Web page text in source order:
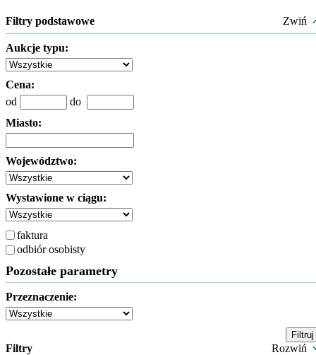
Filtry podstawowe Zwiń
Aukcje typu:
Cena:
od
do
Miasto:
Województwo:
Wystawione w ciągu:
faktura
odbiór osobisty
Pozostałe parametry
Przeznaczenie:
Filtry Rozwiń